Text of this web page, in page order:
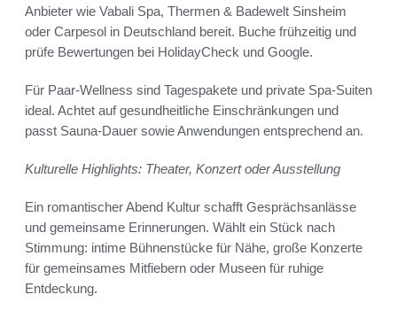
Anbieter wie Vabali Spa, Thermen & Badewelt Sinsheim
oder Carpesol in Deutschland bereit. Buche frühzeitig und
prüfe Bewertungen bei HolidayCheck und Google.
Für Paar-Wellness sind Tagespakete und private Spa-Suiten
ideal. Achtet auf gesundheitliche Einschränkungen und
passt Sauna-Dauer sowie Anwendungen entsprechend an.
Kulturelle Highlights: Theater, Konzert oder Ausstellung
Ein romantischer Abend Kultur schafft Gesprächsanlässe
und gemeinsame Erinnerungen. Wählt ein Stück nach
Stimmung: intime Bühnenstücke für Nähe, große Konzerte
für gemeinsames Mitfiebern oder Museen für ruhige
Entdeckung.